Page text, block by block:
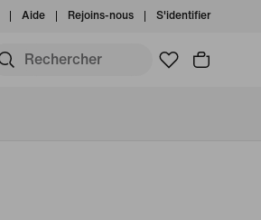
Aide Rejoins-nous S'identifier